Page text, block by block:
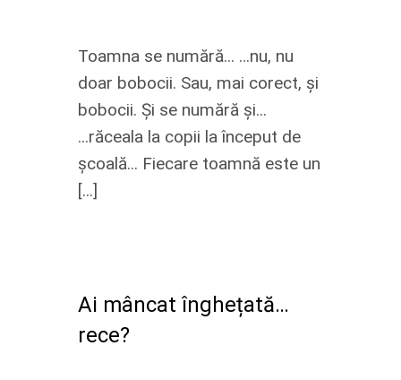
Toamna se numără... …nu, nu
doar bobocii. Sau, mai corect, și
bobocii. Și se numără și...
...răceala la copii la început de
școală... Fiecare toamnă este un
[...]
Ai mâncat înghețată…
rece?